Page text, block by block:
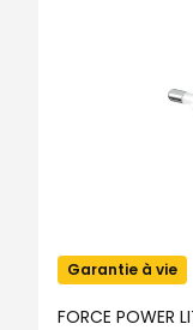
Garantie à vie
FORCE POWER